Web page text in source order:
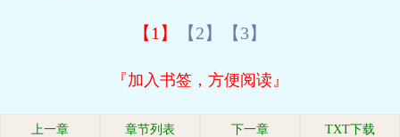
【1】 【2】 【3】
『加入书签，方便阅读』
上一章 章节列表 下一章 TXT下载